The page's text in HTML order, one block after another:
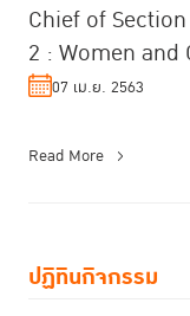
Chief of
2 : Women and
07 เม.ย. 2563
Read More
ปฏิทินกิจกรรม